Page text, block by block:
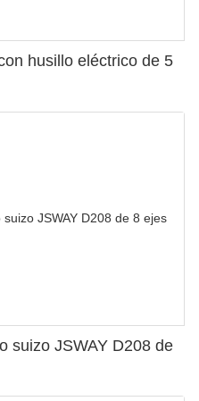
husillo eléctrico de 5
suizo JSWAY D208 de